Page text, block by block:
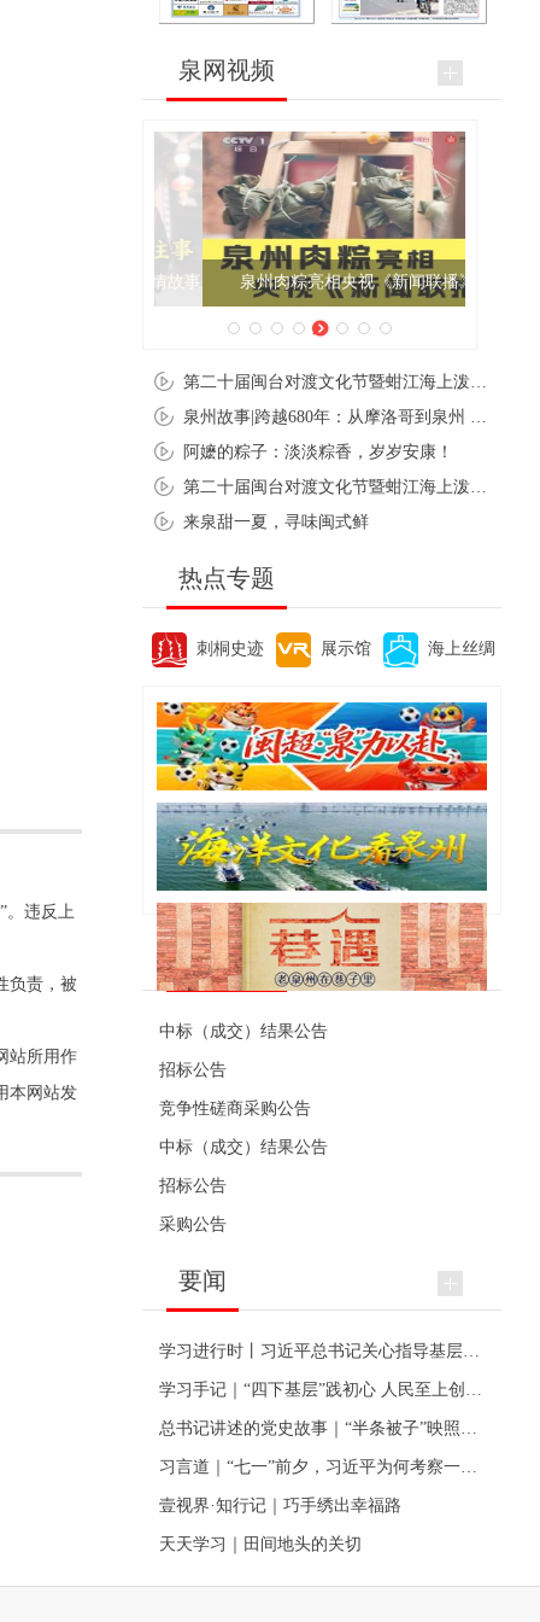
。违反上
负责，被
站所用作
本网站发
泉网视频
泉州肉粽亮相央视《新闻联播》
阿嬷的粽子：淡淡粽香，岁岁安康！
来泉甜一夏，寻味闽式鲜
热点专题
刺桐史迹 展示馆 海上丝绸
便民资讯
中标（成交）结果公告
招标公告
竞争性磋商采购公告
中标（成交）结果公告
招标公告
采购公告
要闻
壹视界·知行记｜巧手绣出幸福路
天天学习｜田间地头的关切